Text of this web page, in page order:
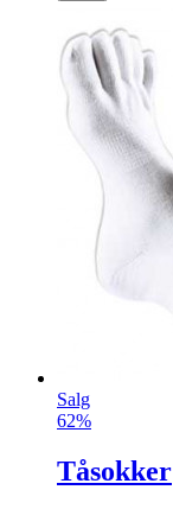
Salg
62%
Tåsokker